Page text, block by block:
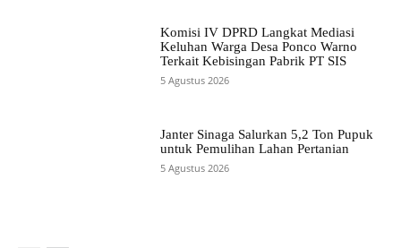
Komisi IV DPRD Langkat Mediasi
Keluhan Warga Desa Ponco Warno
Terkait Kebisingan Pabrik PT SIS
5 Agustus 2026
Janter Sinaga Salurkan 5,2 Ton Pupuk
untuk Pemulihan Lahan Pertanian
5 Agustus 2026